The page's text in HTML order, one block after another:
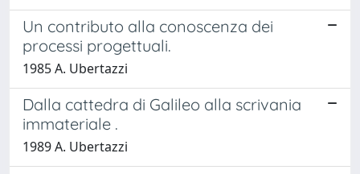
Un contributo alla conoscenza dei
processi progettuali.
1985 A. Ubertazzi
Dalla cattedra di Galileo alla scrivania
immateriale .
1989 A. Ubertazzi